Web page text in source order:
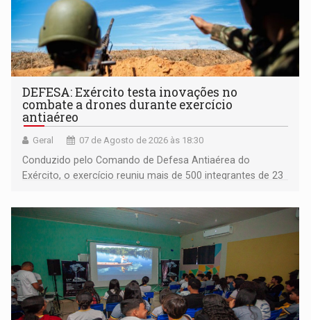
DEFESA: Exército testa inovações no
combate a drones durante exercício
antiaéreo
Geral 07 de Agosto de 2026 às 18:30
Conduzido pelo Comando de Defesa Antiaérea do
Exército, o exercício reuniu mais de 500 integrantes de 23